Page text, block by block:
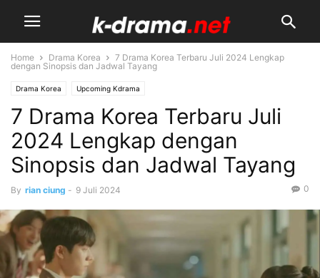
Home Drama Korea
7 Drama Korea Terbaru Juli 2024 Lengkap
dengan Sinopsis dan Jadwal Tayang
Drama Korea Upcoming Kdrama
7 Drama Korea Terbaru Juli
2024 Lengkap dengan
Sinopsis dan Jadwal Tayang
By rian ciung - 9 Juli 2024 0